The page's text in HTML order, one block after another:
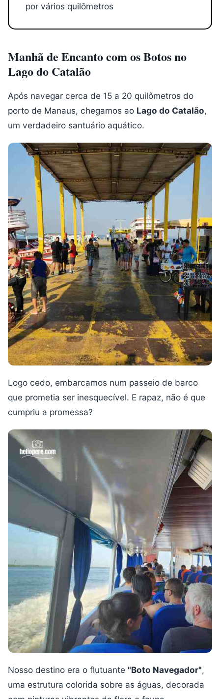
por vários quilômetros
Manhã de Encanto com os Botos no
Lago do Catalão
Após navegar cerca de 15 a 20 quilômetros do
porto de Manaus, chegamos ao Lago do Catalão,
um verdadeiro santuário aquático.
Logo cedo, embarcamos num passeio de barco
que prometia ser inesquecível. E rapaz, não é que
cumpriu a promessa?
Nosso destino era o flutuante "Boto Navegador",
uma estrutura colorida sobre as águas, decorada